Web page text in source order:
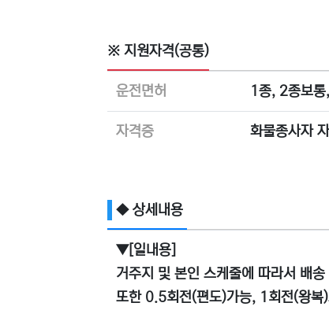
※ 지원자격(공통)
운전면허 1종, 2종보통
자격증 화물종사자
◆ 상세내용
▼[일내용]
거주지 및 본인 스케줄에 따라서 배
또한 0.5회전(편도)가능, 1회전(왕복